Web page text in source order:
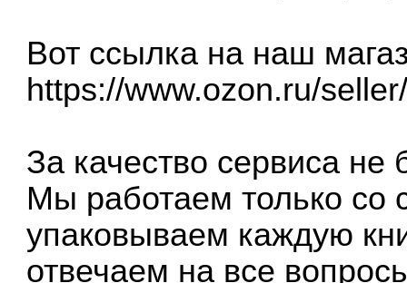
Вот ссылка на наш
https://www.ozon.ru/
За качество сервиса не
Мы работаем только со
упаковываем каждую
отвечаем на все